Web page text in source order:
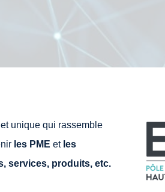
unique qui rassemble
les PME et les
services, produits, etc.